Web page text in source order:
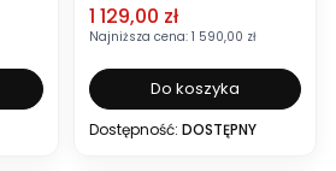
Cena promocyjna
1 129,00 zł
Najniższa cena: 1 590,00 zł
Do koszyka
Dostępność: DOSTĘPNY